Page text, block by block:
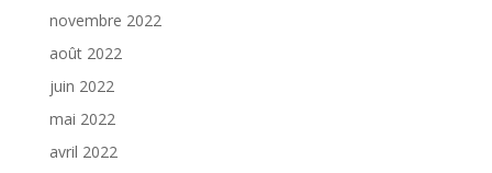
novembre 2022
août 2022
juin 2022
mai 2022
avril 2022